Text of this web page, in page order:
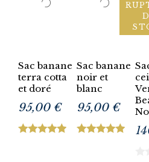
Sac banane
terra cotta
et doré
95,00 €
Sac banane
noir et
blanc
95,00 €